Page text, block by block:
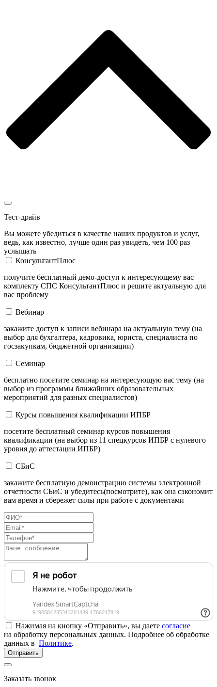
Тест-драйв
Вы можете убедиться в качестве наших продуктов и услуг,
ведь, как известно, лучше один раз увидеть, чем 100 раз
услышать
КонсультантПлюс
получите бесплатный демо-доступ к интересующему вас
комплекту СПС КонсультантПлюс и решите актуальную для
вас проблему
Вебинар
закажите доступ к записи вебинара на актуальную тему (на
выбор для бухгалтера, кадровика, юриста, специалиста по
госзакупкам, бюджетной организации)
Семинар
бесплатно посетите семинар на интересующую вас тему (на
выбор из программы ближайших образовательных
мероприятий для разных специалистов)
Курсы повышения квалификации ИПБР
посетите бесплатный семинар курсов повышения
квалификации (на выбор из 11 спецкурсов ИПБР с нулевого
уровня до аттестации ИПБР)
СБиС
закажите бесплатную демонстрацию системы электронной
отчетности СБиС и убедитесь(посмотрите), как она сэкономит
вам время и сбережет силы при работе с документами
Нажимая на кнопку «Отправить», вы даете согласие
на обработку персональных данных. Подробнее об обработке
данных в Политике.
Отправить
Заказать звонок